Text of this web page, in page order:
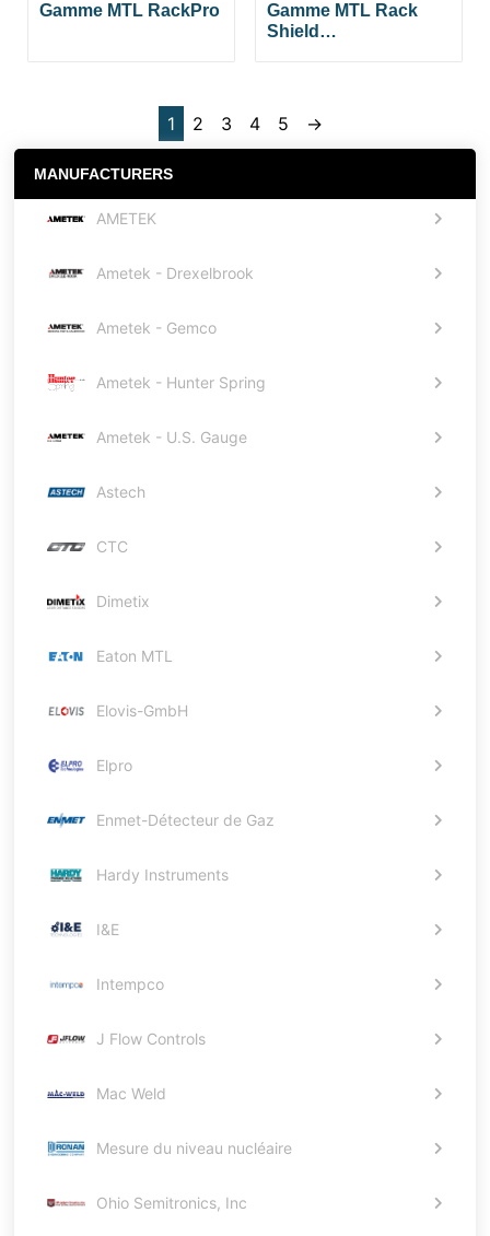
Gamme MTL RackPro
Gamme MTL Rack
Shield…
1 2 3 4 5 →
MANUFACTURERS
AMETEK
Ametek - Drexelbrook
Ametek - Gemco
Ametek - Hunter Spring
Ametek - U.S. Gauge
Astech
CTC
Dimetix
Eaton MTL
Elovis-GmbH
Elpro
Enmet-Détecteur de Gaz
Hardy Instruments
I&E
Intempco
J Flow Controls
Mac Weld
Mesure du niveau nucléaire
Ohio Semitronics, Inc